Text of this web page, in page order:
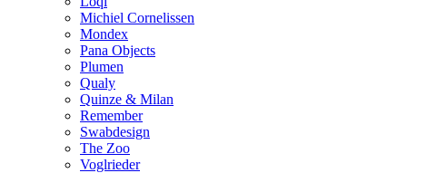
Michiel Cornelissen
Mondex
Pana Objects
Plumen
Qualy
Quinze & Milan
Remember
Swabdesign
The Zoo
Voglrieder